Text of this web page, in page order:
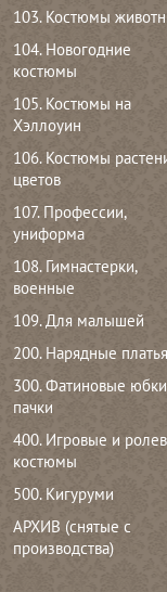
103. Костюмы
104. Новогодние
костюмы
105. Костюмы на
Хэллоуин
106. Костюмы
цветов
107. Профессии,
униформа
108. Гимнастерки,
военные
109. Для малышей
200. Нарядные
300. Фатиновые
пачки
400. Игровые и
костюмы
500. Кигуруми
АРХИВ (снятые с
производства)